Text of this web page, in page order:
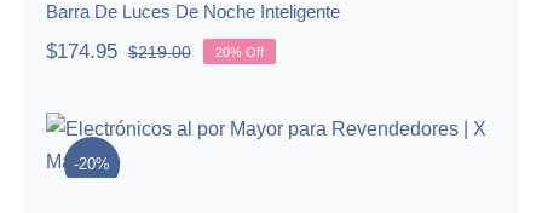
Barra De Luces De Noche Inteligente
$219.00Original
$219.00.
$174.95
Current
$174.95.
20% Off
-20%
Parlante Para Pc 2.0 Madera